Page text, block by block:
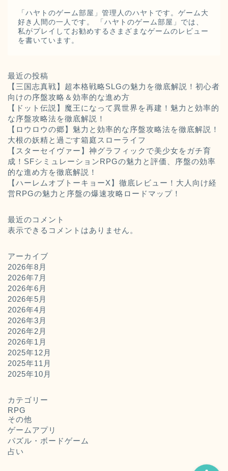
「ハヤトのゲーム部屋」管理人のハヤトです。ゲーム大
好き人間の一人です。 「ハヤトのゲーム部屋」では、
私がプレイしてお勧めするさまざまなゲームのレビュー
を書いています。
最近の投稿
【三国志真戦】超本格戦略SLGの魅力を徹底解説！初心者
向けの序盤攻略＆効率的な進め方
【ドット伝説】魔王になって異世界を再建！魅力と効率的
な序盤攻略法を徹底解説！
【ロウロウの郷】魅力と効率的な序盤攻略法を徹底解説！
大根の妖精と過ごす箱庭スローライフ
【スターセイヴァー】神グラフィックで美少女をガチ育
成！SFシミュレーションRPGの魅力と評価、序盤の効率
的な進め方を徹底解説！
【ハーレムオブトーキョーX】徹底レビュー！大人向け経
営RPGの魅力と序盤の爆速攻略ロードマップ！
最近のコメント
表示できるコメントはありません。
アーカイブ
2026年8月
2026年7月
2026年6月
2026年5月
2026年4月
2026年3月
2026年2月
2026年1月
2025年12月
2025年11月
2025年10月
カテゴリー
RPG
その他
ゲームアプリ
パズル・ボードゲーム
占い